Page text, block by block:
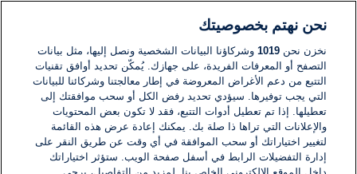
لا توجد تعليقات مكتوبة حتى الآن. كن الأول!
اكتب تعليقًا جديدًا ...
نحن نهتم بخصوصيتك
نخزن نحن1019 وشركاؤنا البيانات الشخصية ونصل إليها، مثل بيانات
التصفح أو المعرفات الفريدة، على جهازك. يُمكّن تحديد أوافق تقنيات
التتبع من دعم الأغراض المعروضة في إطار معالجتنا وشركائنا للبيانات
التي يجب توفيرها. سيؤدي تحديد رفض الكل أو سحب موافقتك إلى
تعطيلها. إذا تم تعطيل أدوات التتبع، فقد لا تكون بعض المحتويات
والإعلانات التي تراها ذا صلة بك. يمكنك إعادة عرض هذه القائمة
لتغيير اختياراتك أو سحب الموافقة في أي وقت عن طريق النقر على
إدارة التفضيلات الرابط في أسفل صفحة الويب. ستؤثر اختياراتك